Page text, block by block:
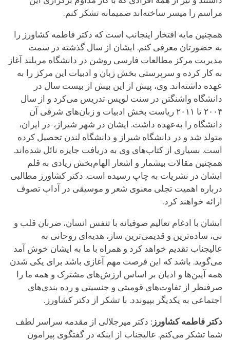
مراسم را میسر ساخته‌اند صمیمانه تشکر کنم.
همچنین مایه افتخار اینجانب است که دکتر فاطمه کشاورز را
به حضورتان معرفی کنم. ایشان از سال گذشته در سمت
مدیریت مرکز مطالعات فارسی روشن در دانشگاه مریلند آغاز
به کار کرده و سرپرستی بخش زبان و ادبیات این مرکز را به
عهده داشته‌اند. وی، پیش از این بیش از بیست سال در
دانشگاه واشنگتن در سنت لویس تدریس می‌کرد و از سال
۲۰۰۴ تا ۲۰۱۱ ریاست بخش ادبیات و زبان‌های شرقی آن
دانشگاه را به‌عهده داشت. ایشان در شهر شیراز،-در ایران،
متولد شد و در دانشگاه شیراز و دانشگاه لندن تحصیل کرده
است. بسیاری از کتاب‌های وی به دریافت جایزه نائل شده‌اند.
همچنین مقالات بیشمار و اشعار الهام‌بخش زیادی به قلم
ایشان در نشریات به چاپ رسیده است. دکتر کشاورز مطالبی
درباره اهمیت تجلی معنوی شعر و موسیقی در آداب تصوف
ارائه خواهند کرد.
ایشان با ادغام تعالیم صوفیانه با تنفس انسان، ضربان قلب و
نی، ساده‌ترین و قدیمی‌ترین ساز، هدیه‌ای روحانی به
عالیجناب تقدیم خواهد کرد و همراه با ما به ایشان خوش آمد
می‌گوید. باشد که این فرصت مهم آغازی باشد برای یکی شدن
همه آیین‌ها و ادیان بر اساس ارزش‌های مشترک و همه ما را
صرفنظر از تفاوت‌های قومیتی و جنسیتی و رده بندی‌های
اجتماعی به‌ یکدیگر بپیوندد. با تشکر از دکتر کشاورز.
دکتر فاطمه کشاورز : دکتر میرجلالی از مقدمه سراسر لطف
شما تشکر می‌کنم. عالیجناب از اینکه در گفتگوی پیرامون